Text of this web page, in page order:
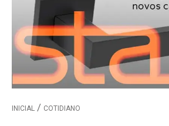
INICIAL COTIDIANO